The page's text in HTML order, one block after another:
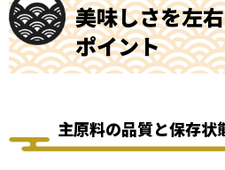
美味しさを左
ポイント
主原料の品質と保存状